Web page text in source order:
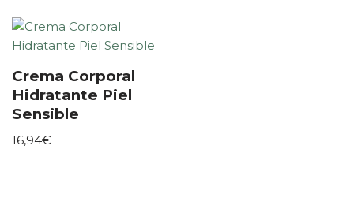
Crema Corporal
Hidratante Piel
Sensible
16,94€